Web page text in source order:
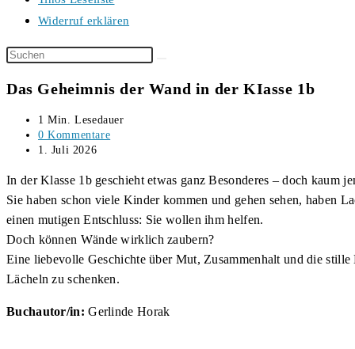
Widerruf erklären
Diese
durchsuchen
Das Geheimnis der Wand in der KIasse 1b
Lesedauer:
1 Min. Lesedauer
Beitrags-
Kommentare:
0 Kommentare
Beitrag
1. Juli 2026
In der Klasse 1b geschieht etwas ganz Besonderes – doch
Sie haben schon viele Kinder kommen und gehen sehen, haben
einen mutigen Entschluss: Sie wollen ihm helfen.
Doch können Wände wirklich zaubern?
Eine liebevolle Geschichte über Mut, Zusammenhalt und die
Lächeln zu schenken.
Buchautor/in:Gerlinde Horak